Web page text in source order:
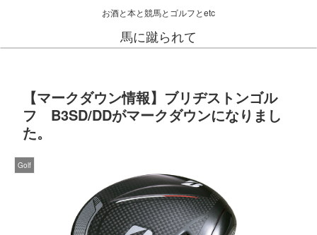
お酒と本と競馬とゴルフとetc
馬に蹴られて
【マークダウン情報】ブリヂストンゴル
フ B3SD/DDがマークダウンになりまし
た。
Golf